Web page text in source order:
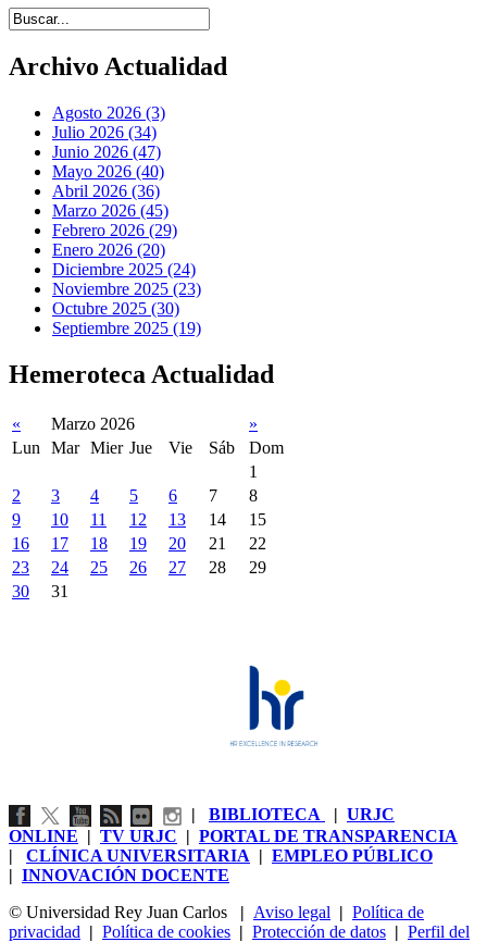
Introduce términos de búsqueda
Archivo Actualidad
Agosto 2026 (3)
Julio 2026 (34)
Junio 2026 (47)
Mayo 2026 (40)
Abril 2026 (36)
Marzo 2026 (45)
Febrero 2026 (29)
Enero 2026 (20)
Diciembre 2025 (24)
Noviembre 2025 (23)
Octubre 2025 (30)
Septiembre 2025 (19)
Hemeroteca Actualidad
« Marzo 2026
»
Lun
Mar Mier Jue Vie Sáb
Dom
1
2
3 4 5 6 7
8
9
10 11 12 13 14
15
16
17 18 19 20 21
22
23
24 25 26 27 28
29
30
31
| BIBLIOTECA | URJC
ONLINE | TV URJC | PORTAL DE TRANSPARENCIA
| CLÍNICA UNIVERSITARIA | EMPLEO PÚBLICO
| INNOVACIÓN DOCENTE
© Universidad Rey Juan Carlos
| Aviso legal | Política de
privacidad | Política de cookies | Protección de datos | Perfil del